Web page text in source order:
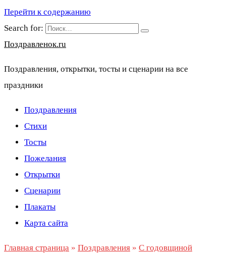
Перейти к содержанию
Search for:
Поздравленок.ru
Поздравления, открытки, тосты и сценарии на все
праздники
Поздравления
Стихи
Тосты
Пожелания
Открытки
Сценарии
Плакаты
Карта сайта
Главная страница » Поздравления » С годовщиной